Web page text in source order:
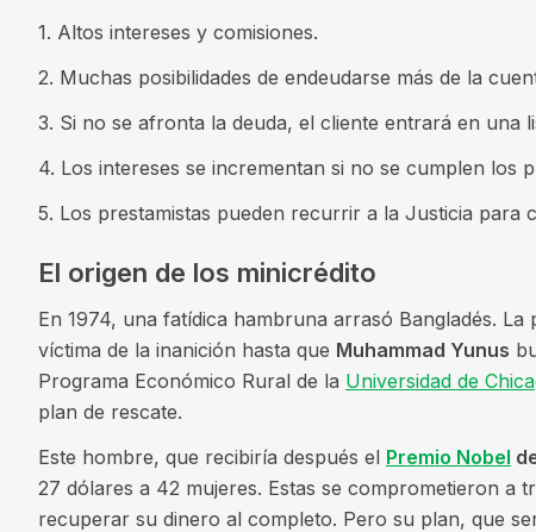
1. Altos intereses y comisiones.
2. Muchas posibilidades de endeudarse más de la
3. Si no se afronta la deuda, el cliente entrará en una
4. Los intereses se incrementan si no se cumplen los
5. Los prestamistas pueden recurrir a la Justicia para
El origen de los minicrédito
En 1974, una fatídica hambruna arrasó Bangladés.
víctima de la inanición hasta que Muhammad Yunus
Programa Económico Rural de la Universidad de
plan de rescate.
Este hombre, que recibiría después el Premio Nobel
27 dólares a 42 mujeres. Estas se comprometieron a
recuperar su dinero al completo. Pero su plan, que